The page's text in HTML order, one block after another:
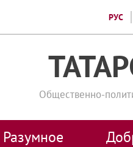
РУС
Общественно-
Разумное